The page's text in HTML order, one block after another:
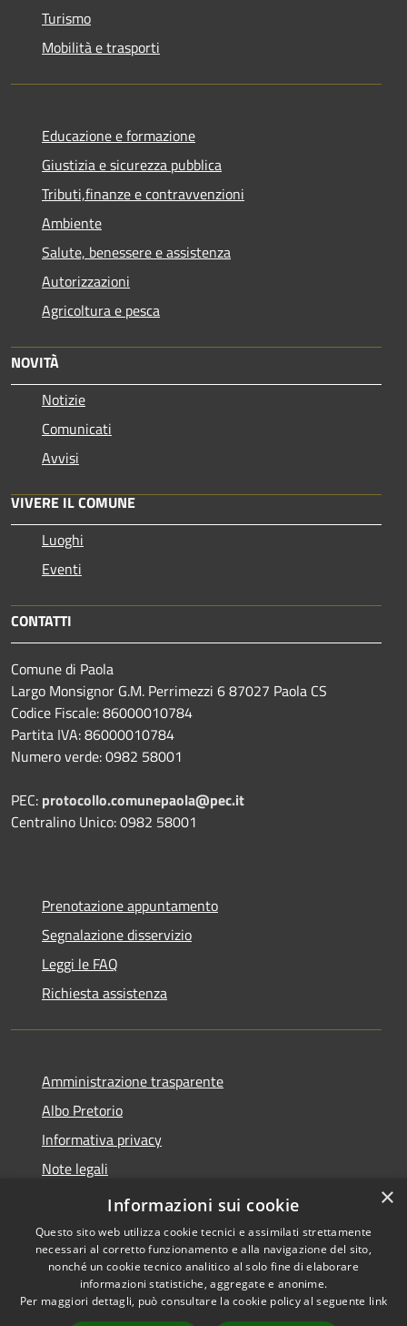
Turismo
Mobilità e trasporti
Educazione e formazione
Giustizia e sicurezza pubblica
Tributi,finanze e contravvenzioni
Ambiente
Salute, benessere e assistenza
Autorizzazioni
Agricoltura e pesca
NOVITÀ
Notizie
Comunicati
Avvisi
VIVERE IL COMUNE
Luoghi
Eventi
CONTATTI
Comune di Paola
Largo Monsignor G.M. Perrimezzi 6 87027 Paola CS
Codice Fiscale: 86000010784
Partita IVA: 86000010784
Numero verde: 0982 58001
PEC: protocollo.comunepaola@pec.it
Centralino Unico: 0982 58001
Prenotazione appuntamento
Segnalazione disservizio
Leggi le FAQ
Richiesta assistenza
Amministrazione trasparente
Albo Pretorio
Informativa privacy
Note legali
Dichiarazione di accessibilità
Accessibilità
Copyright © 2026 • Comune di
Paola • Powered by
×
Informazioni sui cookie
Questo sito web utilizza cookie tecnici e assimilati strettamente
necessari al corretto funzionamento e alla navigazione del sito,
nonché un cookie tecnico analitico al solo fine di elaborare
informazioni statistiche, aggregate e anonime.
Per maggiori dettagli, può consultare la cookie policy al seguente link